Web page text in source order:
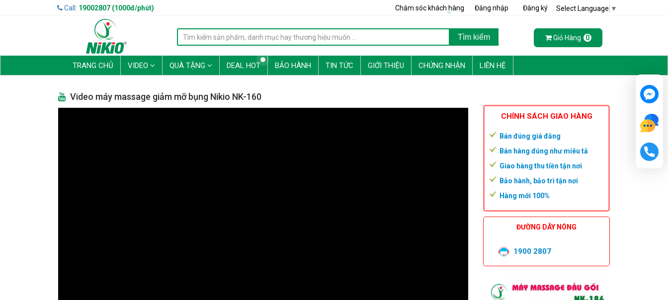
Call: 19002807 (1000đ/phút) Chăm sóc khách hàng Đăng nhập Đăng ký Select Language ▼
Giỏ Hàng 0
TRANG CHỦ VIDEO QUÀ TẶNG DEAL HOT BẢO HÀNH TIN TỨC GIỚI THIỆU CHỨNG NHẬN LIÊN HỆ
Video máy massage giảm mỡ bụng Nikio NK-160
CHÍNH SÁCH GIAO HÀNG
Bán đúng giá đăng
Bán hàng đúng như miêu tả
Giao hàng thu tiền tận nơi
Bảo hành, bảo trì tận nơi
Hàng mới 100%
ĐƯỜNG DÂY NÓNG
1900 2807